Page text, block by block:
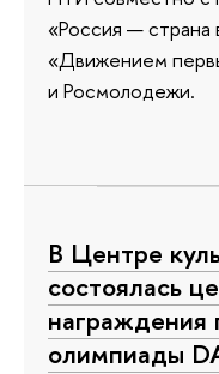
«Россия —
«Движением
и Росмолодежи.
В Центре
состоялась
награждения
олимпиады